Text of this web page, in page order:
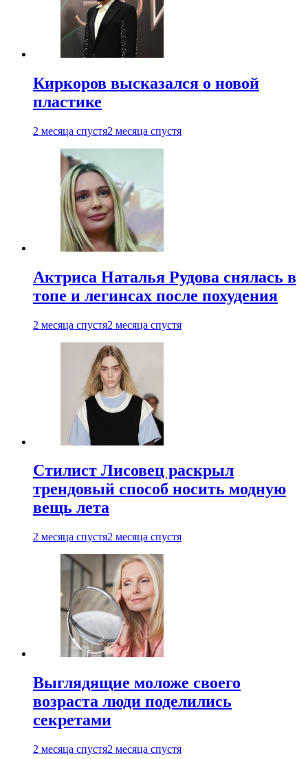
Киркоров высказался о новой
пластике
2 месяца спустя2 месяца спустя
Актриса Наталья Рудова снялась в
топе и легинсах после похудения
2 месяца спустя2 месяца спустя
Стилист Лисовец раскрыл
трендовый способ носить модную
вещь лета
2 месяца спустя2 месяца спустя
Выглядящие моложе своего
возраста люди поделились
секретами
2 месяца спустя2 месяца спустя